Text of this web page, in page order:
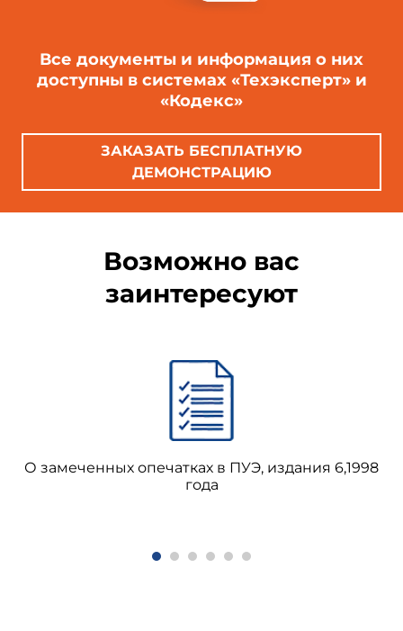
Все документы и информация о них
доступны в системах «Техэксперт» и
«Кодекс»
ЗАКАЗАТЬ БЕСПЛАТНУЮ
ДЕМОНСТРАЦИЮ
Возможно вас
заинтересуют
О замеченных опечатках в ПУЭ, издания 6,1998
года